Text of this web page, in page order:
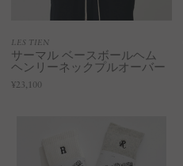
LES TIEN
サーマル ベースボールヘム
ヘンリーネックプルオーバー
¥23,100